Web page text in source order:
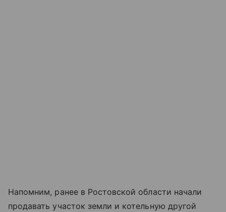
Напомним, ранее в Ростовской области начали
продавать участок земли и котельную другой